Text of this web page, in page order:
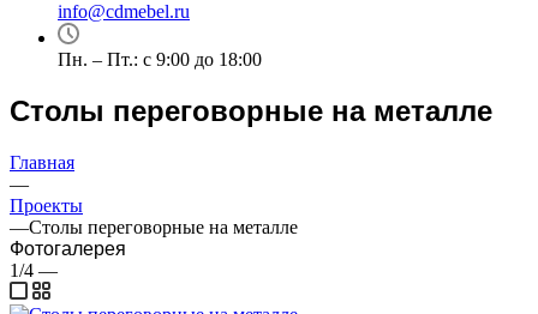
info@cdmebel.ru
Пн. – Пт.: с 9:00 до 18:00
Столы переговорные на металле
Главная
—
Проекты
—Столы переговорные на металле
Фотогалерея
1/4 —